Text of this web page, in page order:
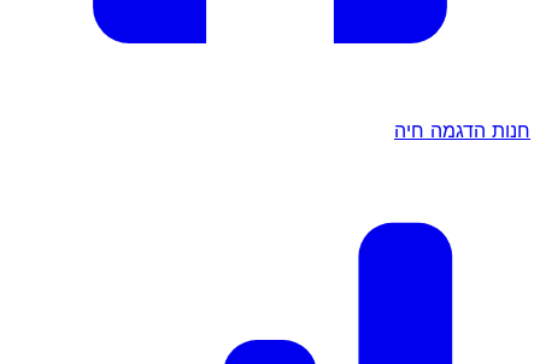
חנות הדגמה חיה